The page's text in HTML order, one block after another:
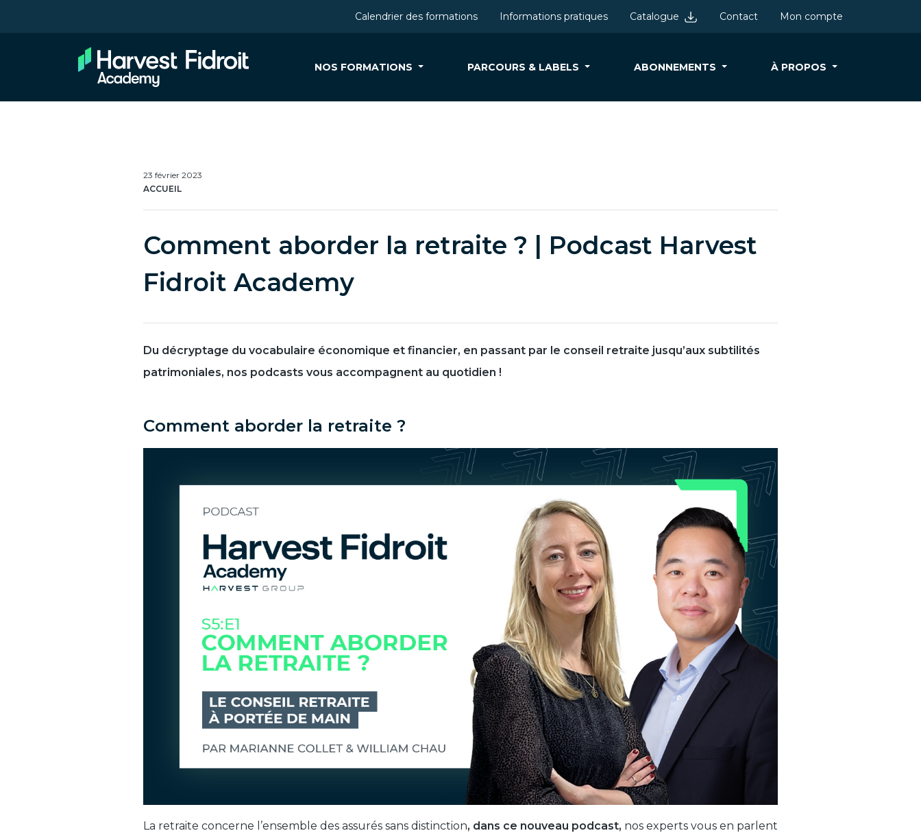
Calendrier des formations Informations pratiques Catalogue Contact Mon compte
NOS FORMATIONS PARCOURS & LABELS ABONNEMENTS À PROPOS
23 février 2023
ACCUEIL
Comment aborder la retraite ? | Podcast Harvest
Fidroit Academy
Du décryptage du vocabulaire économique et financier, en passant par le conseil retraite jusqu’aux subtilités
patrimoniales, nos podcasts vous accompagnent au quotidien !
Comment aborder la retraite ?
La retraite concerne l’ensemble des assurés sans distinction, dans ce nouveau podcast, nos experts vous en parlent